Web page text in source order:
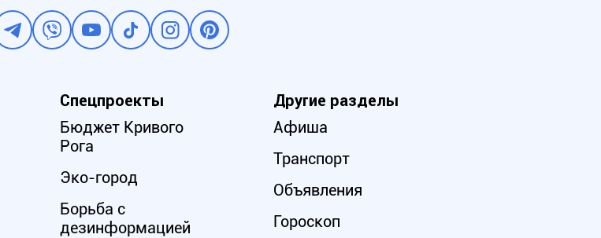
Спецпроекты
Бюджет Кривого
Рога
Эко-город
Борьба с
дезинформацией
Другие разделы
Афиша
Транспорт
Объявления
Гороскоп